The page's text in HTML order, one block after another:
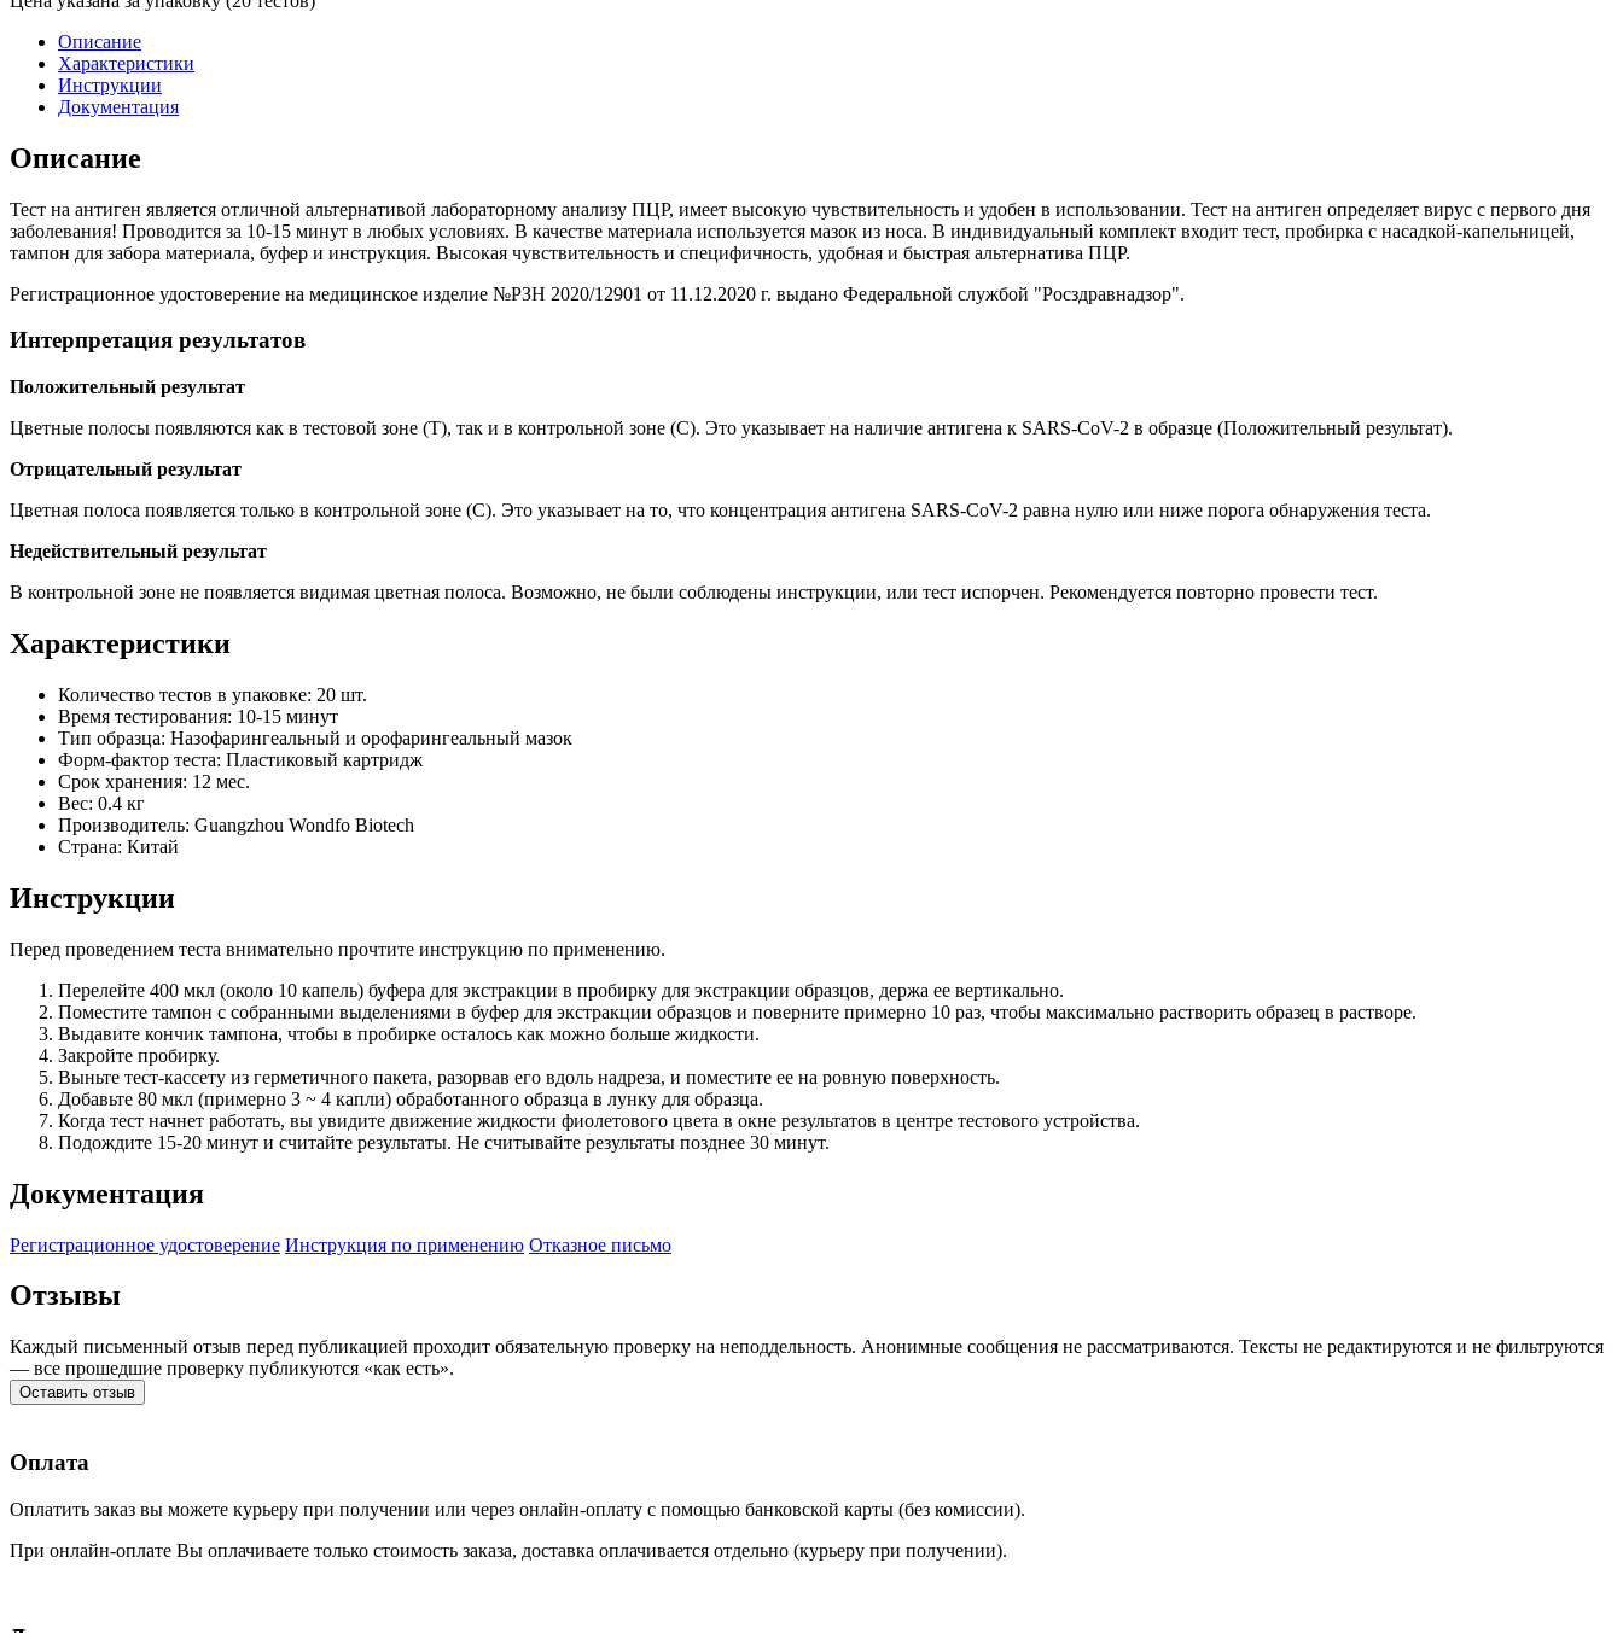
Описание
Характеристики
Инструкции
Документация
Описание
Тест на антиген является отличной альтернативой лабораторному анализу ПЦР, имеет высокую чувствительность и удобен в использовании. Тест на антиген определяет вирус с первого дня
заболевания! Проводится за 10-15 минут в любых условиях. В качестве материала используется мазок из носа. В индивидуальный комплект входит тест, пробирка с насадкой-капельницей,
тампон для забора материала, буфер и инструкция. Высокая чувствительность и специфичность, удобная и быстрая альтернатива ПЦР.
Регистрационное удостоверение на медицинское изделие №РЗН 2020/12901 от 11.12.2020 г. выдано Федеральной службой "Росздравнадзор".
Интерпретация результатов
Положительный результат
Цветные полосы появляются как в тестовой зоне (T), так и в контрольной зоне (C). Это указывает на наличие антигена к SARS-CoV-2 в образце (Положительный результат).
Отрицательный результат
Цветная полоса появляется только в контрольной зоне (C). Это указывает на то, что концентрация антигена SARS-CoV-2 равна нулю или ниже порога обнаружения теста.
Недействительный результат
В контрольной зоне не появляется видимая цветная полоса. Возможно, не были соблюдены инструкции, или тест испорчен. Рекомендуется повторно провести тест.
Характеристики
Количество тестов в упаковке: 20 шт.
Время тестирования: 10-15 минут
Тип образца: Назофарингеальный и орофарингеальный мазок
Форм-фактор теста: Пластиковый картридж
Срок хранения: 12 мес.
Вес: 0.4 кг
Производитель: Guangzhou Wondfo Biotech
Страна: Китай
Инструкции
Перед проведением теста внимательно прочтите инструкцию по применению.
Перелейте 400 мкл (около 10 капель) буфера для экстракции в пробирку для экстракции образцов, держа ее вертикально.
Поместите тампон с собранными выделениями в буфер для экстракции образцов и поверните примерно 10 раз, чтобы максимально растворить образец в растворе.
Выдавите кончик тампона, чтобы в пробирке осталось как можно больше жидкости.
Закройте пробирку.
Выньте тест-кассету из герметичного пакета, разорвав его вдоль надреза, и поместите ее на ровную поверхность.
Добавьте 80 мкл (примерно 3 ~ 4 капли) обработанного образца в лунку для образца.
Когда тест начнет работать, вы увидите движение жидкости фиолетового цвета в окне результатов в центре тестового устройства.
Подождите 15-20 минут и считайте результаты. Не считывайте результаты позднее 30 минут.
Документация
Регистрационное удостоверение Инструкция по применению Отказное письмо
Отзывы
Каждый письменный отзыв перед публикацией проходит обязательную проверку на неподдельность. Анонимные сообщения не рассматриваются. Тексты не редактируются и не фильтруются
— все прошедшие проверку публикуются «как есть».
Оставить отзыв
Оплата
Оплатить заказ вы можете курьеру при получении или через онлайн-оплату с помощью банковской карты (без комиссии).
При онлайн-оплате Вы оплачиваете только стоимость заказа, доставка оплачивается отдельно (курьеру при получении).